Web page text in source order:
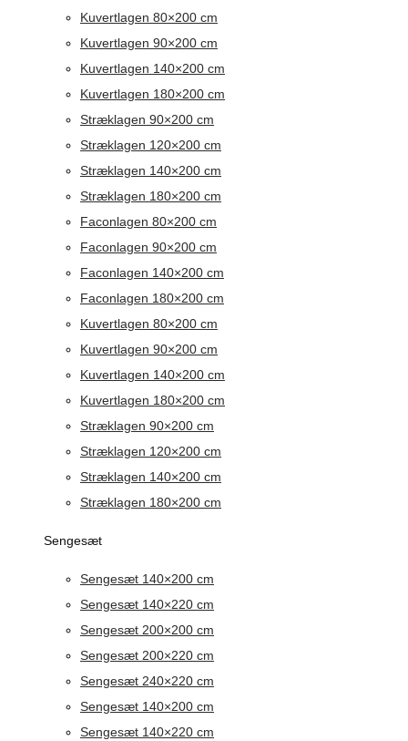
Kuvertlagen 80×200 cm
Kuvertlagen 90×200 cm
Kuvertlagen 140×200 cm
Kuvertlagen 180×200 cm
Stræklagen 90×200 cm
Stræklagen 120×200 cm
Stræklagen 140×200 cm
Stræklagen 180×200 cm
Faconlagen 80×200 cm
Faconlagen 90×200 cm
Faconlagen 140×200 cm
Faconlagen 180×200 cm
Kuvertlagen 80×200 cm
Kuvertlagen 90×200 cm
Kuvertlagen 140×200 cm
Kuvertlagen 180×200 cm
Stræklagen 90×200 cm
Stræklagen 120×200 cm
Stræklagen 140×200 cm
Stræklagen 180×200 cm
Sengesæt
Sengesæt 140×200 cm
Sengesæt 140×220 cm
Sengesæt 200×200 cm
Sengesæt 200×220 cm
Sengesæt 240×220 cm
Sengesæt 140×200 cm
Sengesæt 140×220 cm